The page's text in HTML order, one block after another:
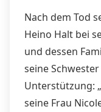
Nach dem Tod
Heino Halt bei
und dessen
seine
Unterstützung:
seine Frau